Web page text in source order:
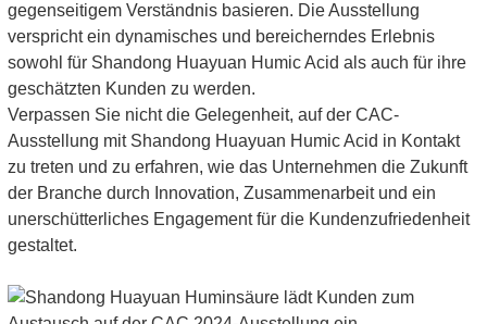
gegenseitigem Verständnis basieren. Die Ausstellung
verspricht ein dynamisches und bereicherndes Erlebnis
sowohl für Shandong Huayuan Humic Acid als auch für ihre
geschätzten Kunden zu werden.
Verpassen Sie nicht die Gelegenheit, auf der CAC-
Ausstellung mit Shandong Huayuan Humic Acid in Kontakt
zu treten und zu erfahren, wie das Unternehmen die Zukunft
der Branche durch Innovation, Zusammenarbeit und ein
unerschütterliches Engagement für die Kundenzufriedenheit
gestaltet.